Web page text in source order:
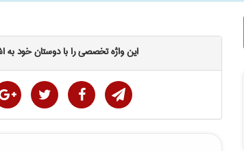
این واژه تخصصی را با دوستان خود به